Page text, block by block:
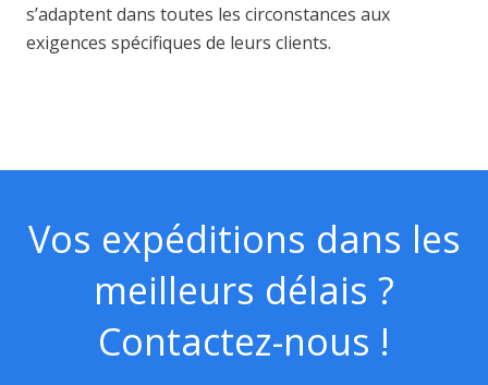
s’adaptent dans toutes les circonstances aux
exigences spécifiques de leurs clients.
Vos expéditions dans les
meilleurs délais ?
Contactez-nous !